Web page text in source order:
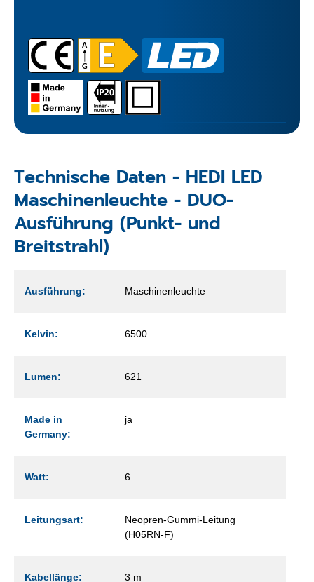
Technische Daten - HEDI LED
Maschinenleuchte - DUO-
Ausführung (Punkt- und
Breitstrahl)
Ausführung: Maschinenleuchte
Kelvin: 6500
Lumen: 621
Made in
Germany:
ja
Watt: 6
Leitungsart:
Neopren-Gummi-Leitung
(H05RN-F)
Kabellänge: 3 m